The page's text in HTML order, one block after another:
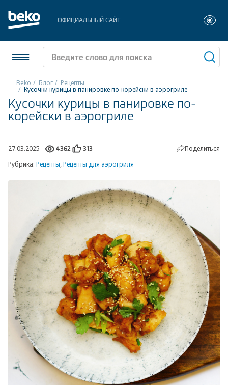
ОФИЦИАЛЬНЫЙ САЙТ
Холодильники и морозильники
Стиральные и сушильные машины
Посудомоечные машины
Плиты
Встраиваемая техника
Малая бытовая техника
Климатическая техника
Сравнить 0
Beko Блог Рецепты
Кусочки курицы в панировке по-корейски в аэрогриле
Кусочки курицы в панировке по-
корейски в аэрогриле
27.03.2025 4362 313
Поделиться
Рубрика: Рецепты,Рецепты для аэрогриля